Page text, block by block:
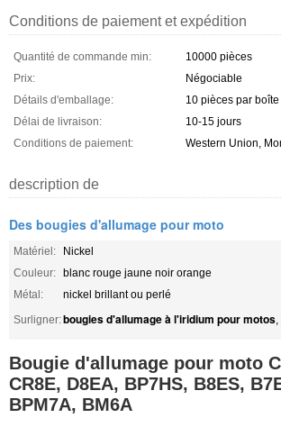
Conditions de paiement et expédition
Quantité de commande min:
10000 pièces
Prix:
Négociable
Détails d'emballage:
10 pièces par boîte
Délai de livraison:
10-15 jours
Conditions de paiement:
Western Union,
description de
Des bougies d'allumage pour moto
Matériel:
Nickel
Couleur: blanc rouge jaune noir orange
Métal:
nickel brillant ou perlé
Surligner:bougies d'allumage à l'iridium pour motos,
Bougie d'allumage pour moto
CR8E, D8EA, BP7HS, B8ES,
BPM7A, BM6A